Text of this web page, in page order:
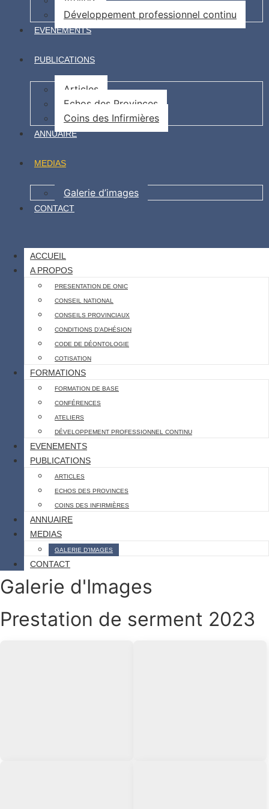
Développement professionnel continu
EVENEMENTS
PUBLICATIONS
Articles
Echos des Provinces
Coins des Infirmières
ANNUAIRE
MEDIAS
Galerie d’images
CONTACT
ACCUEIL
A PROPOS
PRESENTATION DE ONIC
CONSEIL NATIONAL
CONSEILS PROVINCIAUX
CONDITIONS D’ADHÉSION
CODE DE DÉONTOLOGIE
COTISATION
FORMATIONS
FORMATION DE BASE
CONFÉRENCES
ATELIERS
DÉVELOPPEMENT PROFESSIONNEL CONTINU
EVENEMENTS
PUBLICATIONS
ARTICLES
ECHOS DES PROVINCES
COINS DES INFIRMIÈRES
ANNUAIRE
MEDIAS
GALERIE D’IMAGES
CONTACT
Galerie d'Images
Prestation de serment 2023